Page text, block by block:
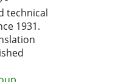
technical
1931.